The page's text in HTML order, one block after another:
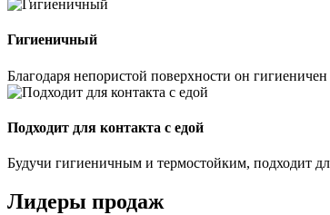
Гигиеничный
Благодаря непористой поверхности он
Подходит для контакта с едой
Будучи гигиеничным и термостойким, подходит
Лидеры продаж